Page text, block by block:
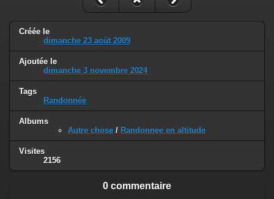
Créée le
dimanche 23 août 2009
Ajoutée le
dimanche 3 novembre 2024
Tags
Randonnée
Albums
Autre chose / Randonnee en altitude
Visites
2156
0 commentaire